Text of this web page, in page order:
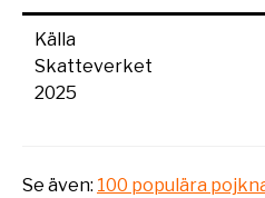
Källa
Skatteverket
2025
Se även: 100 populära